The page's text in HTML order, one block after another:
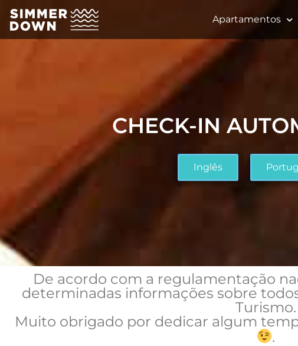
Apartamentos
CHECK-IN
Inglês
De acordo com a regulamentação
determinadas informações sobre
Turismo.
Muito obrigado por dedicar algum
.